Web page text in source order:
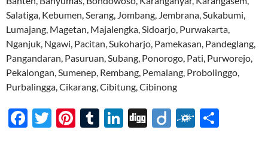
Salatiga, Kebumen, Serang, Jombang, Jembrana, Sukabumi,
Lumajang, Magetan, Majalengka, Sidoarjo, Purwakarta,
Nganjuk, Ngawi, Pacitan, Sukoharjo, Pamekasan, Pandeglang,
Pangandaran, Pasuruan, Subang, Ponorogo, Pati, Purworejo,
Pekalongan, Sumenep, Rembang, Pemalang, Probolinggo,
Purbalingga, Cikarang, Cibitung, Cibinong
F
T
Pi T
Li
Di Di F